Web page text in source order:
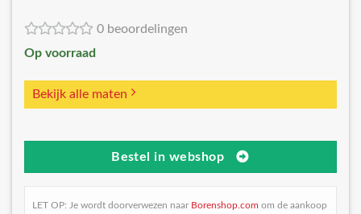
€22,28.€20,04.
0 beoordelingen
Op voorraad
Bekijk alle maten
Bestel in webshop
LET OP: Je wordt doorverwezen naar Borenshop.com om de aankoop